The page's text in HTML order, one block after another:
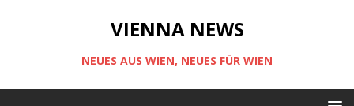
VIENNA NEWS
NEUES AUS WIEN, NEUES FÜR WIEN